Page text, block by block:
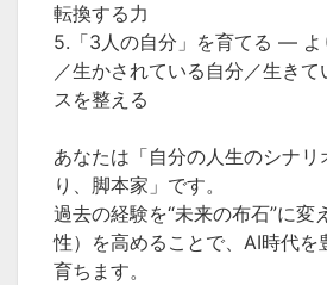
転換する力
5.「3人の自分」を育てる ― よ
／生かされている自分／生き
スを整える
あなたは「自分の人生のシナリ
り、脚本家」です。
過去の経験を“未来の布石”に変
性）を高めることで、AI時代を
育ちます。